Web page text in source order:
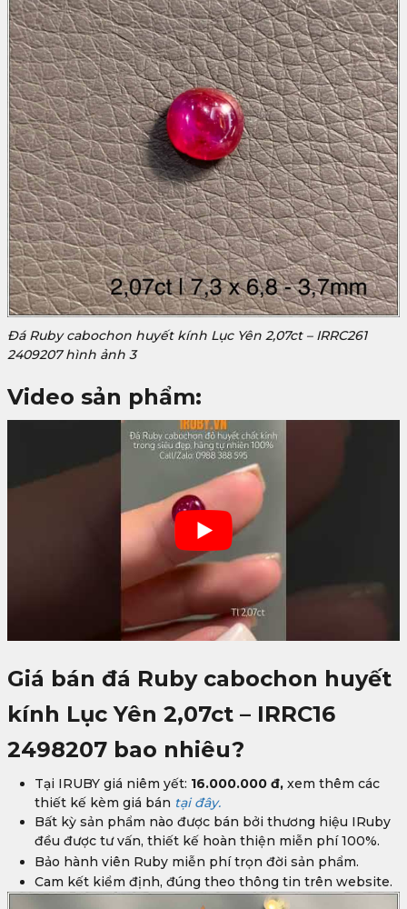
Đá Ruby cabochon huyết kính Lục Yên 2,07ct – IRRC261
2409207 hình ảnh 3
Video sản phẩm:
Giá bán đá Ruby cabochon huyết
kính Lục Yên 2,07ct – IRRC16
2498207 bao nhiêu?
Tại IRUBY giá niêm yết: 16.000.000 đ, xem thêm các
thiết kế kèm giá bán tại đây.
Bất kỳ sản phẩm nào được bán bởi thương hiệu IRuby
đều được tư vấn, thiết kế hoàn thiện miễn phí 100%.
Bảo hành viên Ruby miễn phí trọn đời sản phẩm.
Cam kết kiểm định, đúng theo thông tin trên website.